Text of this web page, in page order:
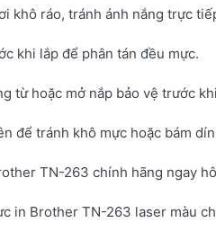
khô ráo, tránh ánh nắng trực
khi lắp để phân tán đều mực.
từ hoặc mở nắp bảo vệ trước
để tránh khô mực hoặc bám
TN-263 chính hãng ngay
in Brother TN-263 laser màu